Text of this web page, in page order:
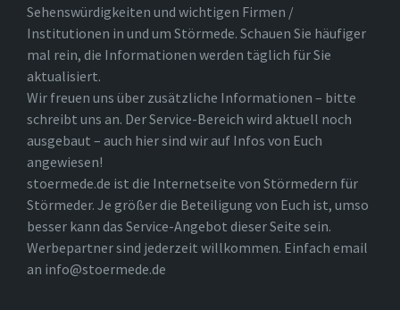
Sehenswürdigkeiten und wichtigen Firmen /
Institutionen in und um Störmede. Schauen Sie häufiger
mal rein, die Informationen werden täglich für Sie
aktualisiert.
Wir freuen uns über zusätzliche Informationen – bitte
schreibt uns an. Der Service-Bereich wird aktuell noch
ausgebaut – auch hier sind wir auf Infos von Euch
angewiesen!
stoermede.de ist die Internetseite von Störmedern für
Störmeder. Je größer die Beteiligung von Euch ist, umso
besser kann das Service-Angebot dieser Seite sein.
Werbepartner sind jederzeit willkommen. Einfach email
an info@stoermede.de